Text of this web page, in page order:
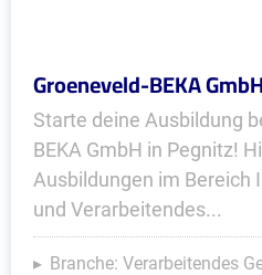
Groeneveld-BEKA GmbH
Starte deine Ausbildung
BEKA GmbH in Pegnitz!
Ausbildungen im Bereich
und Verarbeitendes...
Branche: Verarbeitendes